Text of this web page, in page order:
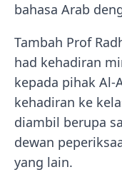
bahasa Arab
Tambah Prof
had kehadiran
kepada pihak Al-
kehadiran ke
diambil berupa
dewan
yang lain.